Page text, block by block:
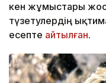
кен жұмыстары
түзетулердің
есепте айтылған.